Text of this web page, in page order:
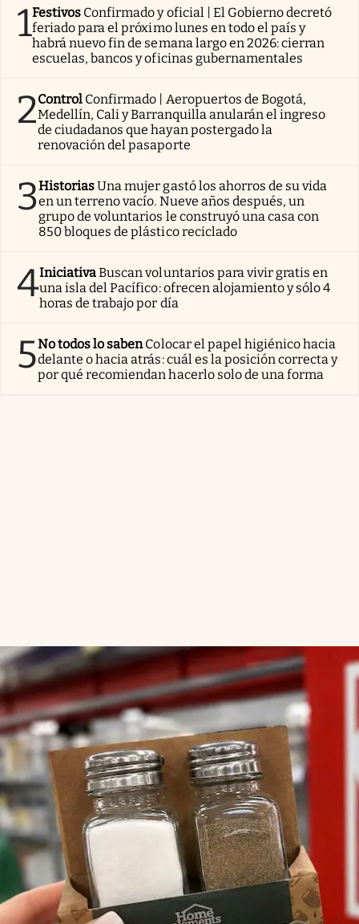
1Festivos Confirmado y oficial | El Gobierno decretó
feriado para el próximo lunes en todo el país y
habrá nuevo fin de semana largo en 2026: cierran
escuelas, bancos y oficinas gubernamentales
2Control Confirmado | Aeropuertos de Bogotá,
Medellín, Cali y Barranquilla anularán el ingreso
de ciudadanos que hayan postergado la
renovación del pasaporte
3HistoriasUna mujer gastó los ahorros de su vida
en un terreno vacío. Nueve años después, un
grupo de voluntarios le construyó una casa con
850 bloques de plástico reciclado
4IniciativaBuscan voluntarios para vivir gratis en
una isla del Pacífico: ofrecen alojamiento y sólo 4
horas de trabajo por día
5No todos lo sabenColocar el papel higiénico hacia
delante o hacia atrás: cuál es la posición correcta y
por qué recomiendan hacerlo solo de una forma